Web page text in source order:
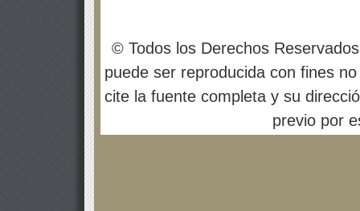
© Todos los Derechos
puede ser reproducida con fines
cite la fuente completa y su
previo por